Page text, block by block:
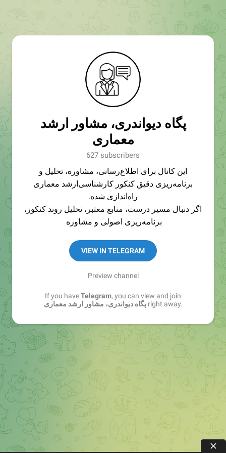
پگاه دیواندری، مشاور ارشد
معماری
627 subscribers
این کانال برای اطلاع‌رسانی، مشاوره، تحلیل و
برنامه‌ریزی دقیق کنکور کارشناسی‌ارشد معماری
راه‌اندازی شده.
اگر دنبال مسیر درست، منابع معتبر، تحلیل روند کنکور،
برنامه‌ریزی اصولی و مشاوره
لینک ربات پرسش و پاسخ:
@Porsesh_o_pasokh_bot
VIEW IN TELEGRAM
Preview channel
If you haveTelegram, you can view and join
پگاه دیواندری، مشاور ارشد معماریright away.